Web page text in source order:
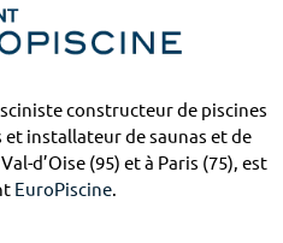
constructeur de piscines
et installateur de saunas et de
d’Oise (95) et à Paris (75), est
EuroPiscine.